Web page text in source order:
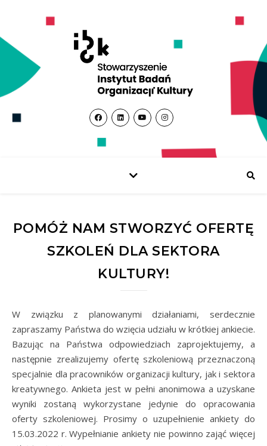
POMÓŻ NAM STWORZYĆ OFERTĘ
SZKOLEŃ DLA SEKTORA
KULTURY!
W związku z planowanymi działaniami, serdecznie
zapraszamy Państwa do wzięcia udziału w krótkiej ankiecie.
Bazując na Państwa odpowiedziach zaprojektujemy, a
następnie zrealizujemy ofertę szkoleniową przeznaczoną
specjalnie dla pracowników organizacji kultury, jak i sektora
kreatywnego. Ankieta jest w pełni anonimowa a uzyskane
wyniki zostaną wykorzystane jedynie do opracowania
oferty szkoleniowej. Prosimy o uzupełnienie ankiety do
15.03.2022 r. Wypełnianie ankiety nie powinno zająć więcej